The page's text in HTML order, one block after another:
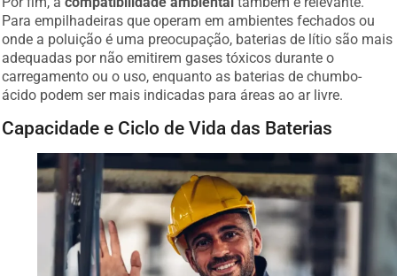
Para empilhadeiras que operam em ambientes fechados ou
onde a poluição é uma preocupação, baterias de lítio são mais
adequadas por não emitirem gases tóxicos durante o
carregamento ou o uso, enquanto as baterias de chumbo-
ácido podem ser mais indicadas para áreas ao ar livre.
Capacidade e Ciclo de Vida das Baterias